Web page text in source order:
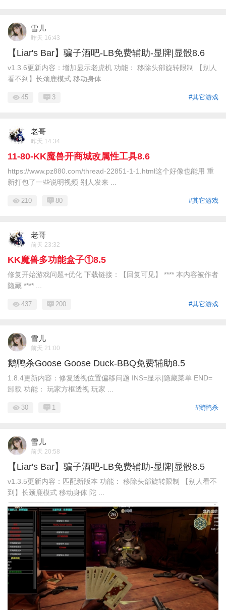
雪儿
昨天 16:43
【Liar's Bar】骗子酒吧-LB免费辅助-显牌|显骰8.6
v1.3.6更新内容：增加显示老虎机 功能： 移除头部旋转限制 【别人
看不到】长颈鹿模式 移动身体 ...
#其它游戏
45 3
老哥
昨天 14:34
11-80-KK魔兽开商城改属性工具8.6
https://www.pz880.com/thread-22851-1-1.html这个好像也能用 重
新打包了一些说明视频 别人发来 ...
#其它游戏
210 80
老哥
前天 23:32
KK魔兽多功能盒子①8.5
修复开始游戏问题+优化 下载链接：【回复可见】 **** 本内容被作者
隐藏 **** ...
#其它游戏
437 200
雪儿
前天 21:00
鹅鸭杀Goose Goose Duck-BBQ免费辅助8.5
1.8.4更新内容：修复透视位置偏移问题 INS=显示|隐藏菜单 END=
卸载 功能： 玩家方框透视 玩家 ...
#鹅鸭杀
30 1
雪儿
前天 20:58
【Liar's Bar】骗子酒吧-LB免费辅助-显牌|显骰8.5
v1.3.5更新内容：匹配新版本 功能： 移除头部旋转限制 【别人看不
到】长颈鹿模式 移动身体 陀 ...